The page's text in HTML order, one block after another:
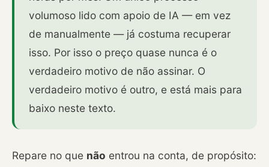
volumoso lido com apoio de IA — em vez
de manualmente — já costuma recuperar
isso. Por isso o preço quase nunca é o
verdadeiro motivo de não assinar. O
verdadeiro motivo é outro, e está mais para
baixo neste texto.
Repare no que não entrou na conta, de propósito: